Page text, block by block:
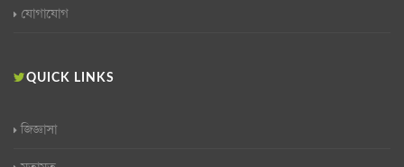
যোগাযোগ
QUICK LINKS
জিজ্ঞাসা